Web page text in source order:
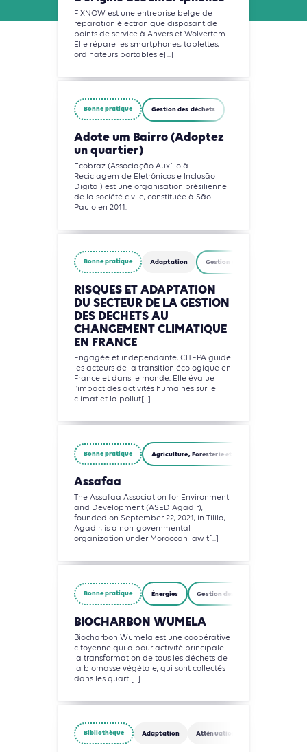
FIXNOW est une entreprise belge de
réparation électronique disposant de
points de service à Anvers et Wolvertem.
Elle répare les smartphones, tablettes,
ordinateurs portables e[...]
Bonne pratique Gestion des déchets
Adote um Bairro (Adoptez
un quartier)
Ecobraz (Associação Auxílio à
Reciclagem de Eletrônicos e Inclusão
Digital) est une organisation brésilienne
de la société civile, constituée à São
Paulo en 2011.
Bonne pratique Adaptation Gestion des déchets
RISQUES ET ADAPTATION
DU SECTEUR DE LA GESTION
DES DECHETS AU
CHANGEMENT CLIMATIQUE
EN FRANCE
Engagée et indépendante, CITEPA guide
les acteurs de la transition écologique en
France et dans le monde. Elle évalue
l’impact des activités humaines sur le
climat et la pollut[...]
Bonne pratique Agriculture, Foresterie et Usages des sols
Assafaa
The Assafaa Association for Environment
and Development (ASED Agadir),
founded on September 22, 2021, in Tilila,
Agadir, is a non-governmental
organization under Moroccan law t[...]
Bonne pratique Énergies Gestion des déchets
BIOCHARBON WUMELA
Biocharbon Wumela est une coopérative
citoyenne qui a pour activité principale
la transformation de tous les déchets de
la biomasse végétale, qui sont collectés
dans les quarti[...]
Bibliothèque Adaptation Atténuation